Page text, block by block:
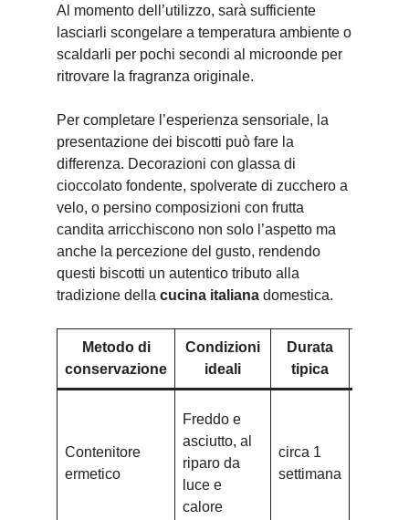
Al momento dell’utilizzo, sarà sufficiente
lasciarli scongelare a temperatura ambiente o
scaldarli per pochi secondi al microonde per
ritrovare la fragranza originale.
Per completare l’esperienza sensoriale, la
presentazione dei biscotti può fare la
differenza. Decorazioni con glassa di
cioccolato fondente, spolverate di zucchero a
velo, o persino composizioni con frutta
candita arricchiscono non solo l’aspetto ma
anche la percezione del gusto, rendendo
questi biscotti un autentico tributo alla
tradizione della cucina italiana domestica.
Metodo di
conservazione
Condizioni
ideali
Durata
tipica
Contenitore
ermetico
Freddo e
asciutto, al
riparo da
luce e
calore
circa 1
settimana